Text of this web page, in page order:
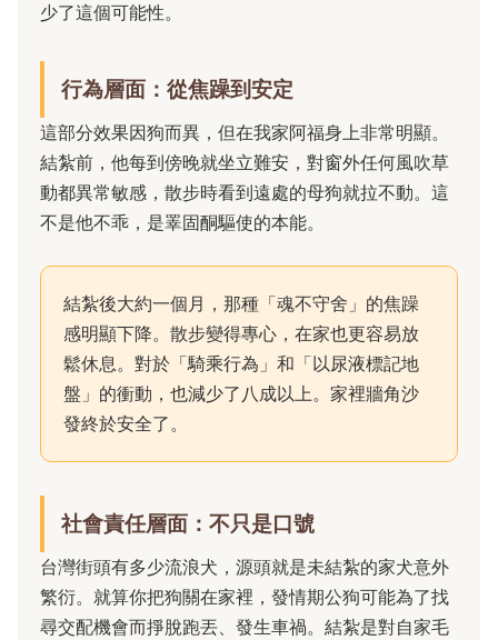
少了這個可能性。
行為層面：從焦躁到安定
這部分效果因狗而異，但在我家阿福身上非常明顯。
結紮前，他每到傍晚就坐立難安，對窗外任何風吹草
動都異常敏感，散步時看到遠處的母狗就拉不動。這
不是他不乖，是睪固酮驅使的本能。
結紮後大約一個月，那種「魂不守舍」的焦躁
感明顯下降。散步變得專心，在家也更容易放
鬆休息。對於「騎乘行為」和「以尿液標記地
盤」的衝動，也減少了八成以上。家裡牆角沙
發終於安全了。
社會責任層面：不只是口號
台灣街頭有多少流浪犬，源頭就是未結紮的家犬意外
繁衍。就算你把狗關在家裡，發情期公狗可能為了找
尋交配機會而掙脫跑丟、發生車禍。結紮是對自家毛